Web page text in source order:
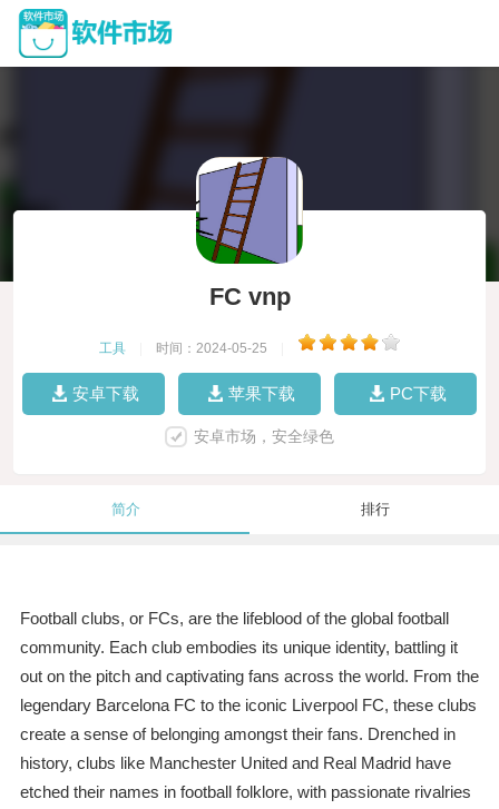
FC vnp
工具 时间：2024-05-25
安卓下载 苹果下载 PC下载
安卓市场，安全绿色
简介 排行
Football clubs, or FCs, are the lifeblood of the global football
community. Each club embodies its unique identity, battling it
out on the pitch and captivating fans across the world. From the
legendary Barcelona FC to the iconic Liverpool FC, these clubs
create a sense of belonging amongst their fans. Drenched in
history, clubs like Manchester United and Real Madrid have
etched their names in football folklore, with passionate rivalries